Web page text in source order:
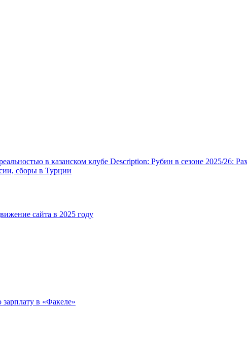
в казанском клубе Description: Рубин в сезоне 2025/26:
сборы в Турции
сайта в 2025 году
в «Факеле»